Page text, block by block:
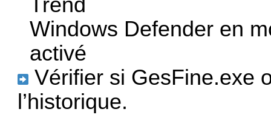
Trend
Windows Defender en
activé
Vérifier si GesFine.exe
l’historique.